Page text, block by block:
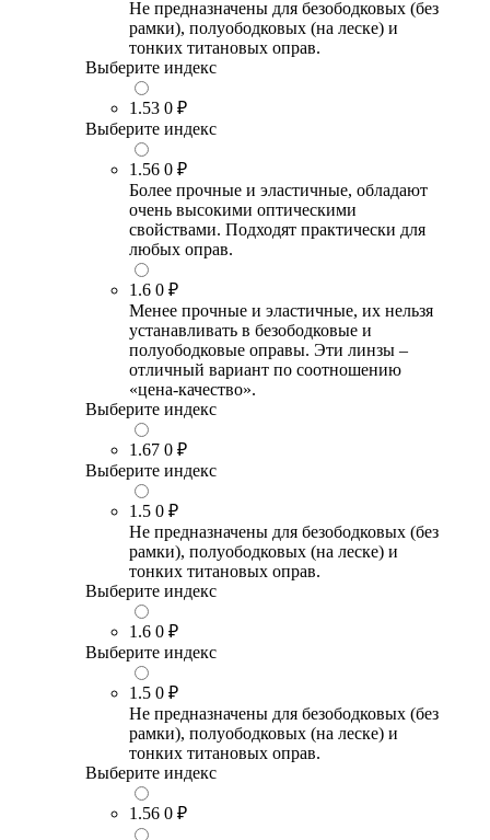
Не предназначены для безободковых (без
рамки), полуободковых (на леске) и
тонких титановых оправ.
Выберите индекс
1.53 0 ₽
Выберите индекс
1.56 0 ₽
Более прочные и эластичные, обладают
очень высокими оптическими
свойствами. Подходят практически для
любых оправ.
1.6 0 ₽
Менее прочные и эластичные, их нельзя
устанавливать в безободковые и
полуободковые оправы. Эти линзы –
отличный вариант по соотношению
«цена-качество».
Выберите индекс
1.67 0 ₽
Выберите индекс
1.5 0 ₽
Не предназначены для безободковых (без
рамки), полуободковых (на леске) и
тонких титановых оправ.
Выберите индекс
1.6 0 ₽
Выберите индекс
1.5 0 ₽
Не предназначены для безободковых (без
рамки), полуободковых (на леске) и
тонких титановых оправ.
Выберите индекс
1.56 0 ₽